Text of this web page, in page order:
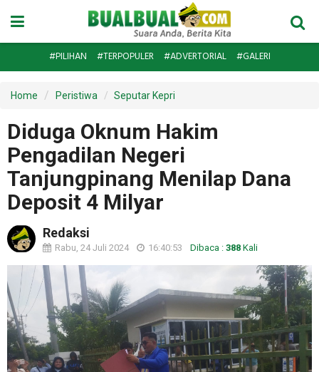
#PILIHAN #TERPOPULER #ADVERTORIAL #GALERI
Home Peristiwa Seputar Kepri
Diduga Oknum Hakim
Pengadilan Negeri
Tanjungpinang Menilap Dana
Deposit 4 Milyar
Redaksi
Rabu, 24 Juli 2024 16:40:53 Dibaca : 388 Kali